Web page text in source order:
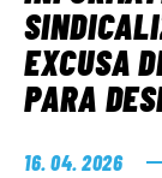
EXCUSA
PARA
16. 04. 2026